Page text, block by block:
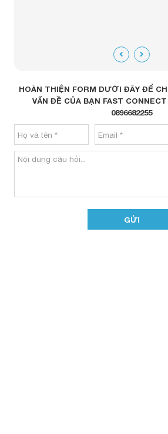
HOÀN THIỆN FORM DƯỚI ĐÂY ĐỂ
VẤN ĐỀ CỦA BẠN FAST CONNECT
0896682255